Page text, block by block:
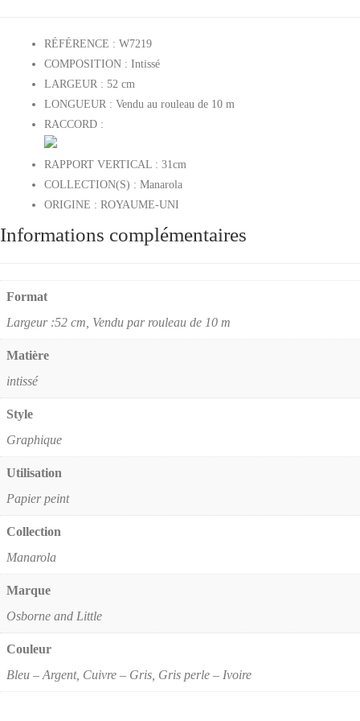
RÉFÉRENCE : W7219
COMPOSITION : Intissé
LARGEUR : 52 cm
LONGUEUR : Vendu au rouleau de 10 m
RACCORD :
RAPPORT VERTICAL : 31cm
COLLECTION(S) : Manarola
ORIGINE : ROYAUME-UNI
Informations complémentaires
Format
Largeur :52 cm, Vendu par rouleau de 10 m
Matière
intissé
Style
Graphique
Utilisation
Papier peint
Collection
Manarola
Marque
Osborne and Little
Couleur
Bleu – Argent, Cuivre – Gris, Gris perle – Ivoire